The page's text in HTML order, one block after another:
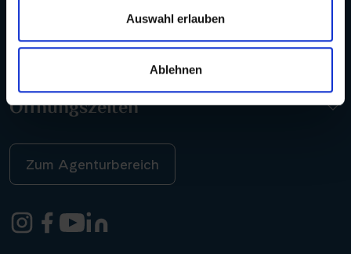
Auswahl erlauben
Ablehnen
Öffnungszeiten
Zum Agenturbereich